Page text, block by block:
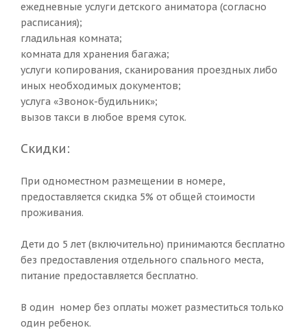
ежедневные услуги детского аниматора (согласно
расписания);
гладильная комната;
комната для хранения багажа;
услуги копирования, сканирования проездных либо
иных необходимых документов;
услуга «Звонок-будильник»;
вызов такси в любое время суток.
Скидки:
При одноместном размещении в номере,
предоставляется скидка 5% от общей стоимости
проживания.
Дети до 5 лет (включительно) принимаются бесплатно
без предоставления отдельного спального места,
питание предоставляется бесплатно.
В один номер без оплаты может разместиться только
один ребенок.